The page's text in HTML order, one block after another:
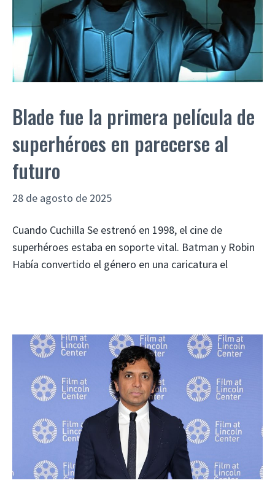
Blade fue la primera película de
superhéroes en parecerse al
futuro
28 de agosto de 2025
Cuando Cuchilla Se estrenó en 1998, el cine de
superhéroes estaba en soporte vital. Batman y Robin
Había convertido el género en una caricatura el